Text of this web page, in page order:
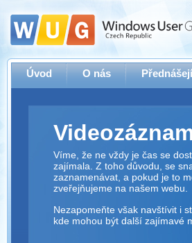
Úvod O nás
Víme, že ne vždy je čas se
zajímala. Z toho důvodu, se
zaznamenávat, a pokud je to
zveřejňujeme na našem webu.
Nezapomeňte však navštívit i
kde mohou být další zajímavé